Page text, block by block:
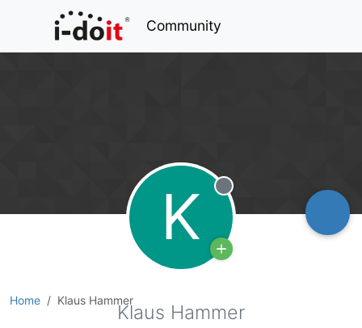
Community
K Offline
Home Klaus Hammer
Klaus Hammer